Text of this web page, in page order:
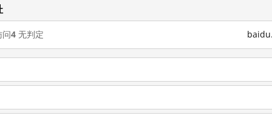
问4 无判定